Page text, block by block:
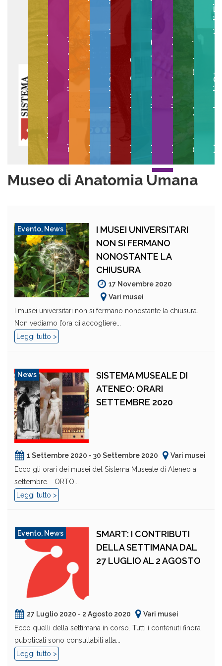
Collezioni EgittologicheGipsoteca di Arte AnticaMuseo Anatomico VeterinarioMuseo degli Strumenti per il CalcoloMuseo della GraficaMuseo di Anatomia PatologicaMuseo di Anatomia UmanaOrto e Museo BotanicoMuseo degli
Museo di Anatomia Umana
Evento, News
I MUSEI UNIVERSITARI
NON SI FERMANO
NONOSTANTE LA
CHIUSURA
17 Novembre 2020
Vari musei
I musei universitari non si fermano nonostante la chiusura.
Non vediamo l’ora di accogliere...
Leggi tutto >
News
SISTEMA MUSEALE DI
ATENEO: ORARI
SETTEMBRE 2020
1 Settembre 2020 - 30 Settembre 2020
Vari musei
Ecco gli orari dei musei del Sistema Museale di Ateneo a
settembre. ORTO...
Leggi tutto >
Evento, News
SMART: I CONTRIBUTI
DELLA SETTIMANA DAL
27 LUGLIO AL 2 AGOSTO
27 Luglio 2020 - 2 Agosto 2020
Vari musei
Ecco quelli della settimana in corso. Tutti i contenuti finora
pubblicati sono consultabili alla...
Leggi tutto >